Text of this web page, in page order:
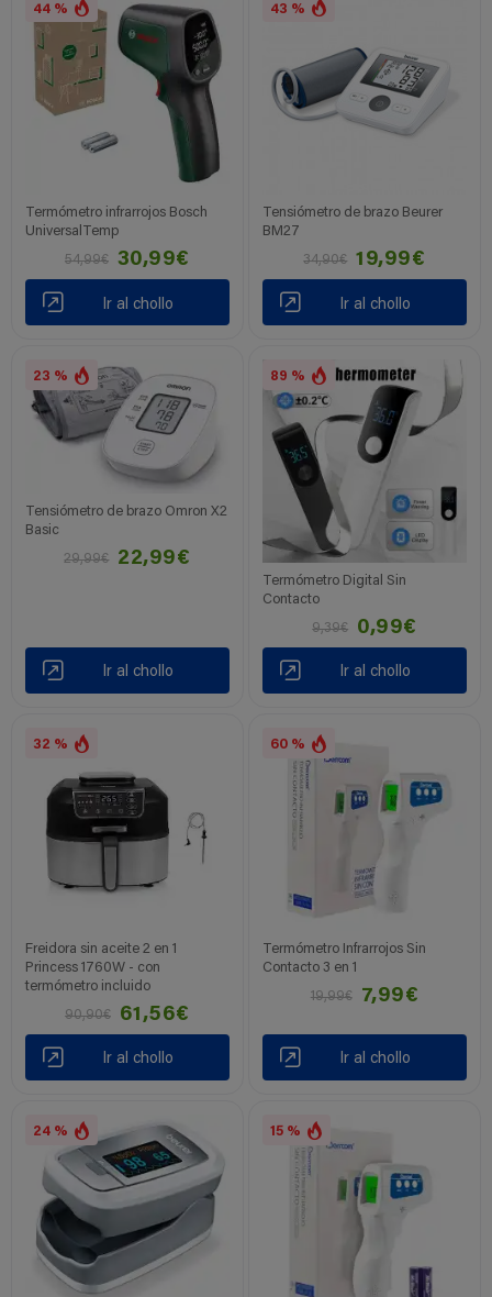
44 %
Termómetro infrarrojos Bosch
UniversalTemp
54,99€
30,99€
Ir al chollo
43 %
Tensiómetro de brazo Beurer
BM27
34,90€
19,99€
Ir al chollo
23 %
Tensiómetro de brazo Omron X2
Basic
29,99€
22,99€
Ir al chollo
89 %
Termómetro Digital Sin
Contacto
9,39€
0,99€
Ir al chollo
32 %
Freidora sin aceite 2 en 1
Princess 1760W - con
termómetro incluido
90,90€
61,56€
Ir al chollo
60 %
Termómetro Infrarrojos Sin
Contacto 3 en 1
19,99€
7,99€
Ir al chollo
24 % 15 %